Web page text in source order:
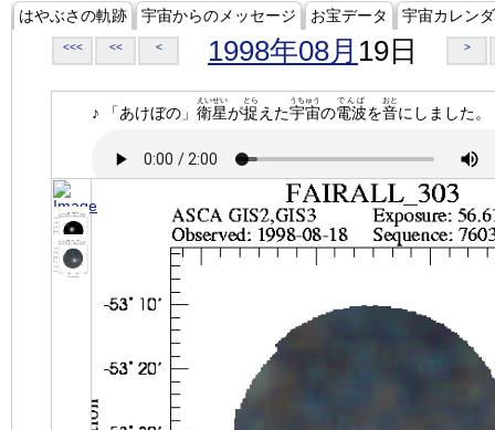
はやぶさの軌跡 宇宙からのメッセージ お宝データ 宇宙カレン
<<< << < 1998年08月 19日 >
♪ 「あけぼの」 衛星
えいせい
が捉
とら
えた宇宙
うちゅう
の電波
でんぱ
を音
おと
にしました。